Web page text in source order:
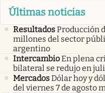
Últimas noticias
ResultadosProducción
millones del sector
argentino
IntercambioEn plena
bilateral se redujo en
MercadosDólar hoy y
del viernes 7 de agosto